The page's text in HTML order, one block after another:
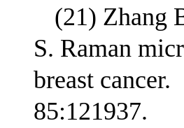
(21) Zhang
S. Raman
breast
85:121937.